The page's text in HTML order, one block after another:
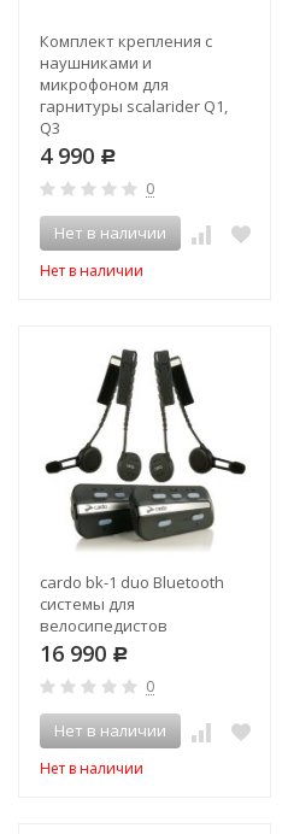
Комплект крепления с
наушниками и
микрофоном для
гарнитуры scalarider Q1,
Q3
4 990 Р
0
Нет в наличии
Нет в наличии
cardo bk-1 duo Bluetooth
системы для
велосипедистов
16 990 Р
0
Нет в наличии
Нет в наличии